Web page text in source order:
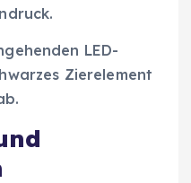
LED-
Zierelement